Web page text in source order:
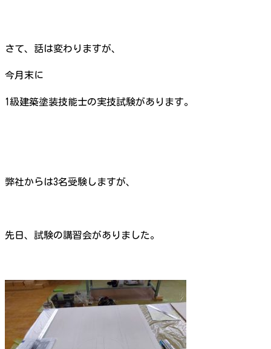
さて、話は変わりますが、
今月末に
1級建築塗装技能士の実技試験があります。
弊社からは3名受験しますが、
先日、試験の講習会がありました。